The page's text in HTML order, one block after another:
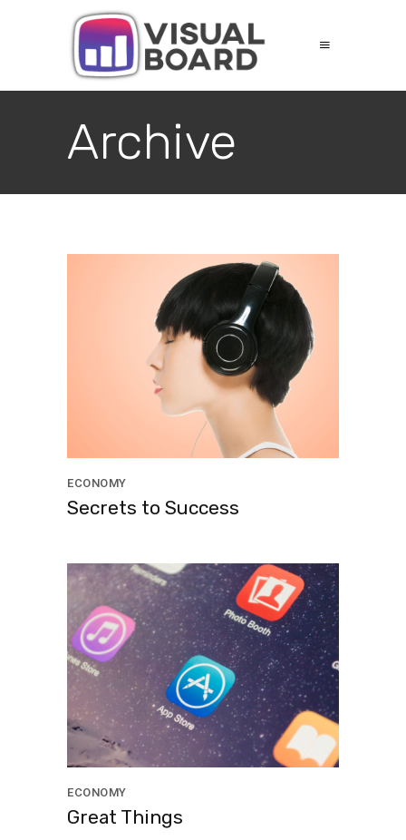
Archive
ECONOMY
Secrets to Success
ECONOMY
Great Things